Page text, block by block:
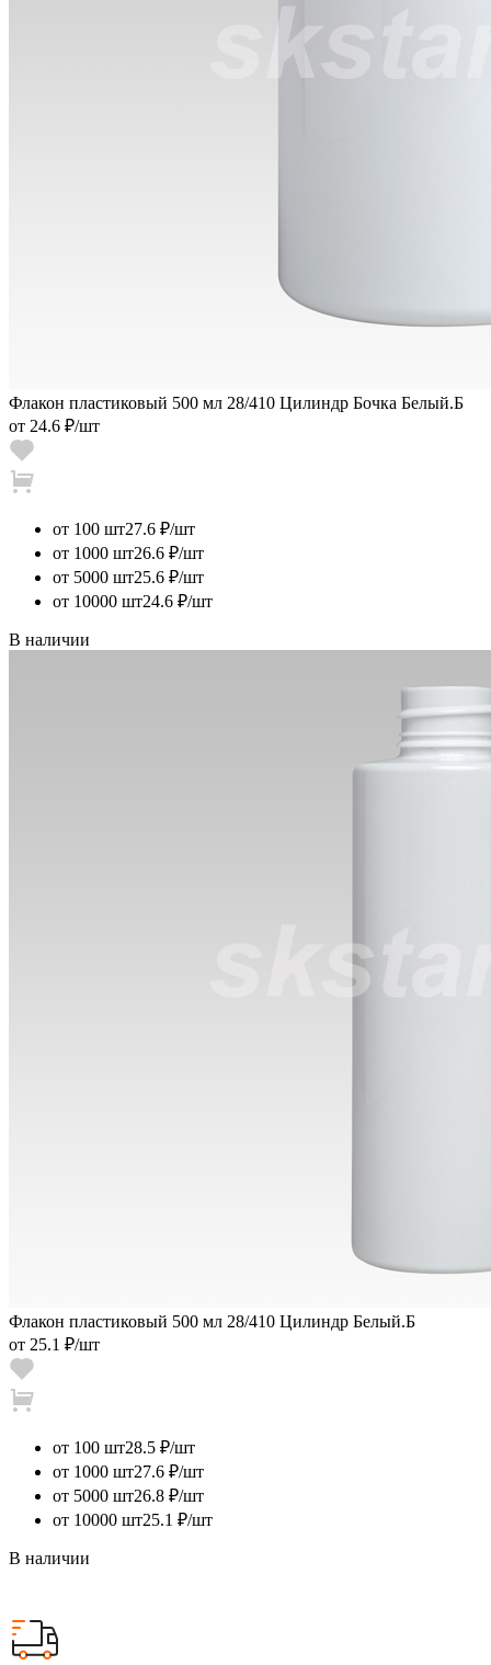
Флакон пластиковый 500 мл 28/410 Цилиндр Бочка Белый.Б
от 24.6 ₽/шт
от 100 шт27.6 ₽/шт
от 1000 шт26.6 ₽/шт
от 5000 шт25.6 ₽/шт
от 10000 шт24.6 ₽/шт
В наличии
Флакон пластиковый 500 мл 28/410 Цилиндр Белый.Б
от 25.1 ₽/шт
от 100 шт28.5 ₽/шт
от 1000 шт27.6 ₽/шт
от 5000 шт26.8 ₽/шт
от 10000 шт25.1 ₽/шт
В наличии